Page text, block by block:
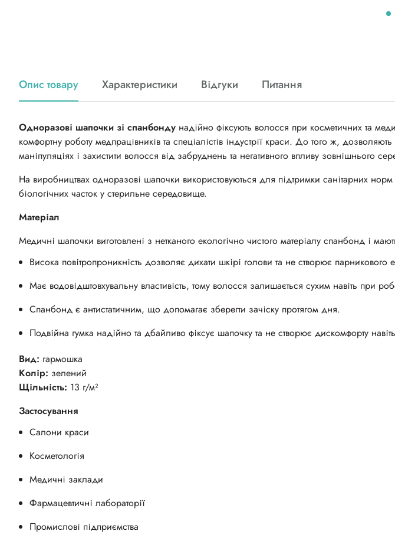
Опис товару Характеристики Відгуки Питання
Одноразові шапочки зі спанбонду надійно фіксують волосся при косметичних та
комфортну роботу медпрацівників та спеціалістів індустрії краси. До того ж, дозволяють
маніпуляціях і захистити волосся від забруднень та негативного впливу зовнішнього
На виробництвах одноразові шапочки використовуються для підтримки санітарних норм
біологічних часток у стерильне середовище.
Матеріал
Медичні шапочки виготовлені з нетканого екологічно чистого матеріалу спанбонд і
Висока повітропроникність дозволяє дихати шкірі голови та не створює парникового
Має водовідштовхувальну властивість, тому волосся залишається сухим навіть при
Спанбонд є антистатичним, що допомагає зберегти зачіску протягом дня.
Подвійна гумка надійно та дбайливо фіксує шапочку та не створює дискомфорту
Вид: гармошка
Колір: зелений
Щільність: 13 г/м²
Застосування
Салони краси
Косметологія
Медичні заклади
Фармацевтичні лабораторії
Промислові підприємства